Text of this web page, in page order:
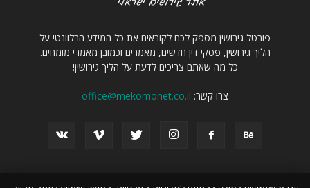
פורטל גירושין מספק לכם לקוראים את כל המידע הרלוונטי על
הליך גירושין, פסקי דין חדשים, מאמרים וכמובן מאמרי מומחים.
כל מה שאתם צריכים לדעת על הליך גירושין!
צרו קשר: office@mekomonet.co.il